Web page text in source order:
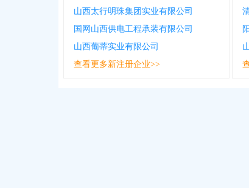
山西太行明珠集团实业有限公司
国网山西供电工程承装有限公司
山西葡蒂实业有限公司
查看更多新注册企业>>